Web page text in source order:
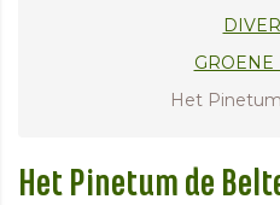
GROENE
Het
Het Pinetum de